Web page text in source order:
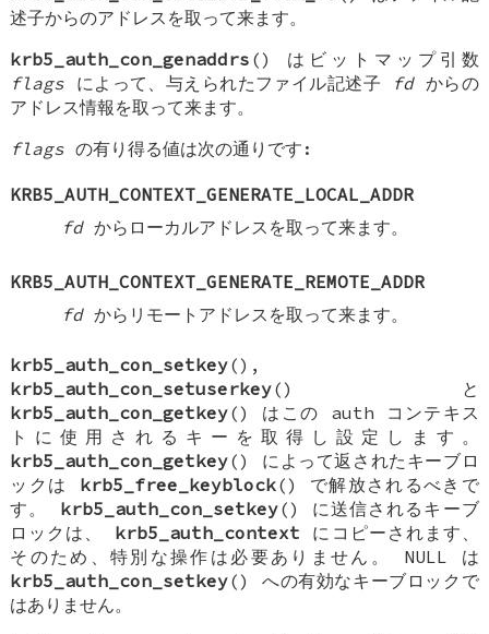
述子からのアドレスを取って来ます。
krb5_auth_con_genaddrs () はビットマップ引数
flags によって、与えられたファイル記述子 fdからの
アドレス情報を取って来ます。
flags の有り得る値は次の通りです:
KRB5_AUTH_CONTEXT_GENERATE_LOCAL_ADDR
fdからローカルアドレスを取って来ます。
KRB5_AUTH_CONTEXT_GENERATE_REMOTE_ADDR
fdからリモートアドレスを取って来ます。
krb5_auth_con_setkey(),
krb5_auth_con_setuserkey() と
krb5_auth_con_getkey() はこの auth コンテキス
トに使用されるキーを取得し設定します。
krb5_auth_con_getkey() によって返されたキーブロ
ックは krb5_free_keyblock() で解放されるべきで
す。 krb5_auth_con_setkey() に送信されるキーブ
ロックは、 krb5_auth_context にコピーされます、
そのため、特別な操作は必要ありません。 NULL は
krb5_auth_con_setkey() への有効なキーブロックで
はありません。